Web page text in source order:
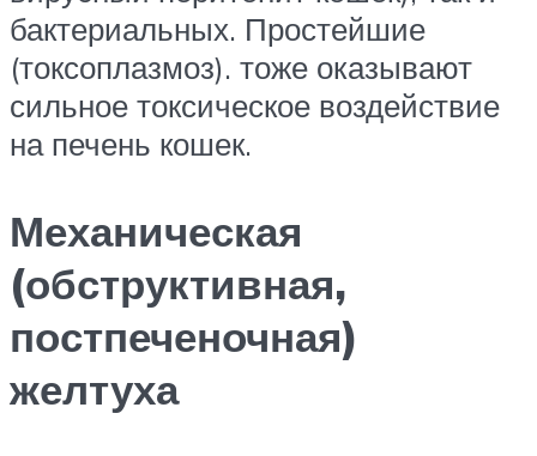
бактериальных. Простейшие
(токсоплазмоз). тоже оказывают
сильное токсическое воздействие
на печень кошек.
Механическая
(обструктивная,
постпеченочная)
желтуха